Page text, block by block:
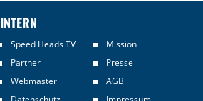
INTERN
Speed Heads TV
Mission
Partner
Presse
Webmaster
AGB